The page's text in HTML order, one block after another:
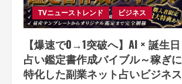
TVニューストレンド ビジネス
【爆速で0→1突破へ】AI × 誕生日
占い鑑定書作成バイブル～稼ぎに
特化した副業ネット占いビジネス